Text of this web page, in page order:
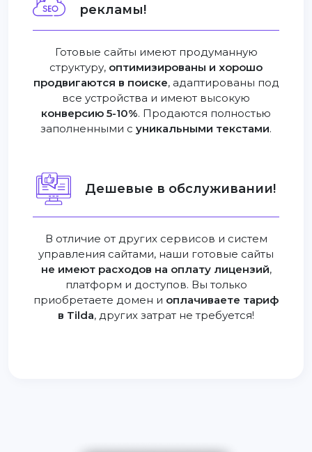
рекламы!
Готовые сайты имеют продуманную
структуру, оптимизированы и хорошо
продвигаются в поиске, адаптированы под
все устройства и имеют высокую
конверсию 5-10%. Продаются полностью
заполненными с уникальными текстами.
Дешевые в обслуживании!
В отличие от других сервисов и систем
управления сайтами, наши готовые сайты
не имеют расходов на оплату лицензий,
платформ и доступов. Вы только
приобретаете домен и оплачиваете тариф
в Tilda, других затрат не требуется!